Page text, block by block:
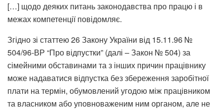
[…] щодо деяких питань законодавства про працю і в
межах компетенції повідомляє.
Згідно зі статтею 26 Закону України від 15.11.96 №
504/96-ВР “Про відпустки” (далі – Закон № 504) за
сімейними обставинами та з інших причин працівнику
може надаватися відпустка без збереження заробітної
плати на термін, обумовлений угодою між працівником
та власником або уповноваженим ним органом, але не